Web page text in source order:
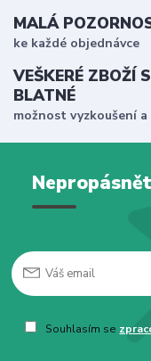
MALÁ
ke každé objednávce
VEŠKERÉ ZBOŽÍ
BLATNÉ
možnost vyzkoušení
Souhlasím se